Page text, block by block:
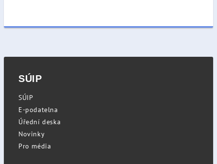
SÚIP
SÚIP
E-podatelna
Úřední deska
Novinky
Pro média